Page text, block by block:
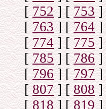
[752] [753]
[763] [764]
[774] [775]
[785] [786]
[796] [797]
[807] [808]
[818] [819]